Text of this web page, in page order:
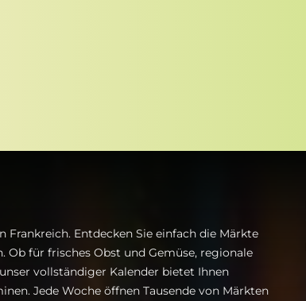
Frankreich. Entdecken Sie einfach die Märkte
für frisches Obst und Gemüse, regionale
vollständiger Kalender bietet Ihnen
Jede Woche öffnen Tausende von Märkten